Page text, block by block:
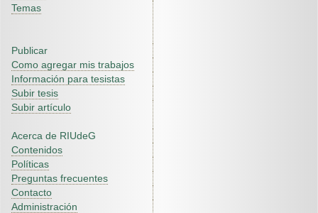
Temas
Publicar
Como agregar mis trabajos
Información para tesistas
Subir tesis
Subir artículo
Acerca de RIUdeG
Contenidos
Políticas
Preguntas frecuentes
Contacto
Administración